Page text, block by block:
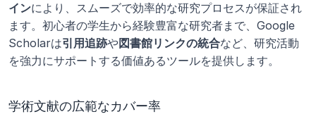
インにより、スムーズで効率的な研究プロセスが保証され
ます。初心者の学生から経験豊富な研究者まで、Google
Scholarは引用追跡や図書館リンクの統合など、研究活動
を強力にサポートする価値あるツールを提供します。
学術文献の広範なカバー率